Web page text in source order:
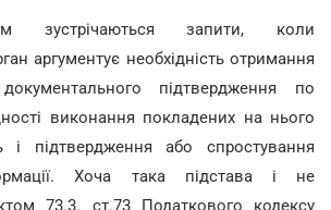
зустрічаються запити, коли
аргументує необхідність отримання
підтвердження по
виконання покладених на нього
і підтвердження або спростування
Хоча така підстава і не
73.3. ст.73 Податкового кодексу